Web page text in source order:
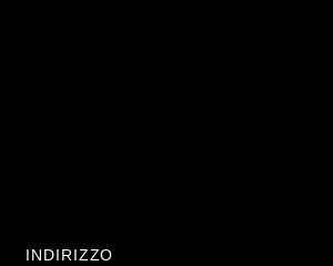
INDIRIZZO